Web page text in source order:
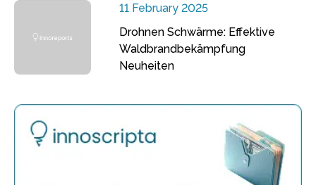
11 February 2025
Drohnen Schwärme: Effektive
Waldbrandbekämpfung
Neuheiten